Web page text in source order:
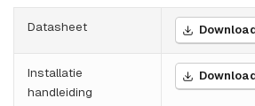
Datasheet
Installatie
handleiding